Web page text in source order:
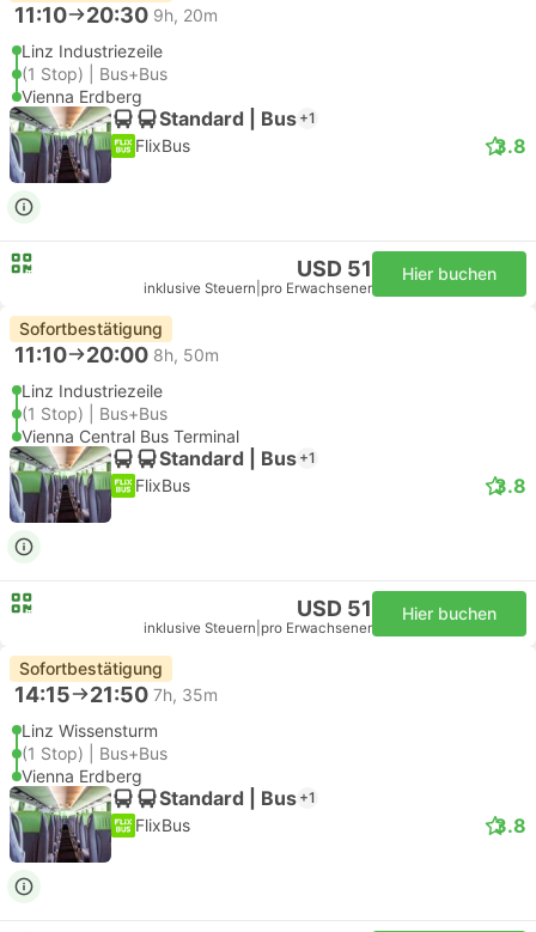
11:10 20:30 9h, 20m
Linz Industriezeile
(1 Stop) | Bus+Bus
Vienna Erdberg
Standard | Bus +1
FlixBus 3.8
USD 51
inklusive Steuern pro Erwachsener
Hier buchen
Sofortbestätigung
11:10 20:00 8h, 50m
Linz Industriezeile
(1 Stop) | Bus+Bus
Vienna Central Bus Terminal
Standard | Bus +1
FlixBus 3.8
USD 51
inklusive Steuern pro Erwachsener
Hier buchen
Sofortbestätigung
14:15 21:50 7h, 35m
Linz Wissensturm
(1 Stop) | Bus+Bus
Vienna Erdberg
Standard | Bus +1
FlixBus 3.8